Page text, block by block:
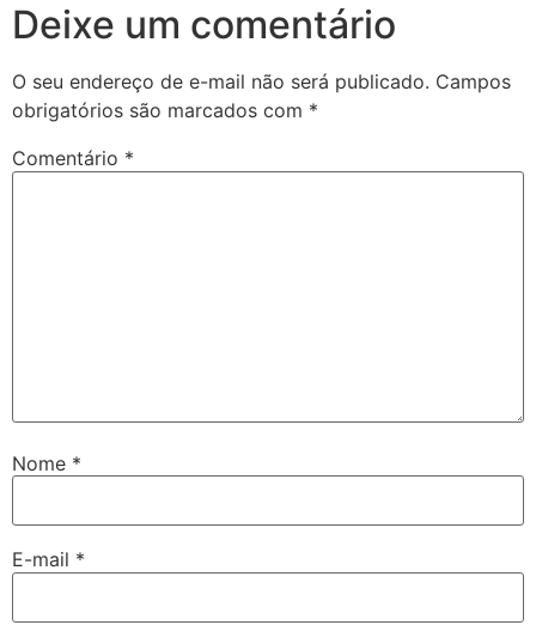
Deixe um comentário
O seu endereço de e-mail não será publicado. Campos
obrigatórios são marcados com *
Comentário *
Nome *
E-mail *